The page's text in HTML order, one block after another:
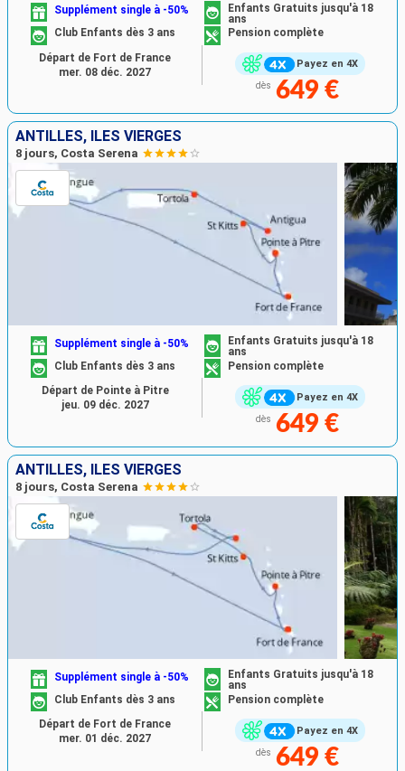
Payez en 4X
Supplément single à -50%
Enfants Gratuits jusqu'à 18
ans
Club Enfants dès 3 ans
Pension complète
dès 649 €
Départ de Fort de France
mer. 08 déc. 2027
ANTILLES, ILES VIERGES
8 jours, Costa Serena
Payez en 4X
Supplément single à -50%
Enfants Gratuits jusqu'à 18
ans
Club Enfants dès 3 ans
Pension complète
dès 649 €
Départ de Pointe à Pitre
jeu. 09 déc. 2027
ANTILLES, ILES VIERGES
8 jours, Costa Serena
Payez en 4X
Supplément single à -50%
Enfants Gratuits jusqu'à 18
ans
Club Enfants dès 3 ans
Pension complète
dès 649 €
Départ de Fort de France
mer. 01 déc. 2027